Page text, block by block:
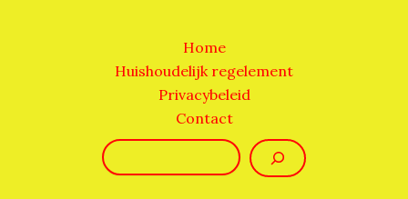
Home
Huishoudelijk regelement
Privacybeleid
Contact
Zoeken